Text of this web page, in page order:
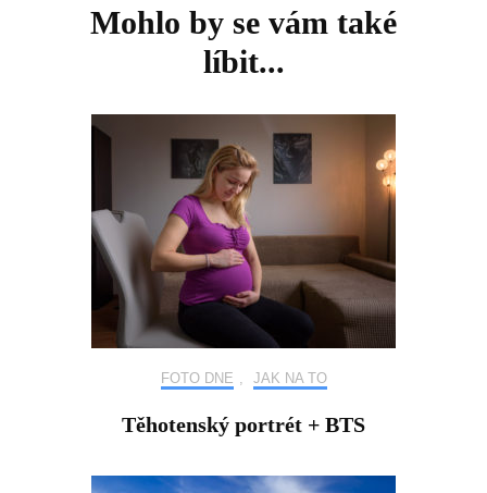
Mohlo by se vám také
líbit...
FOTO DNE JAK NA TO
Těhotenský portrét + BTS